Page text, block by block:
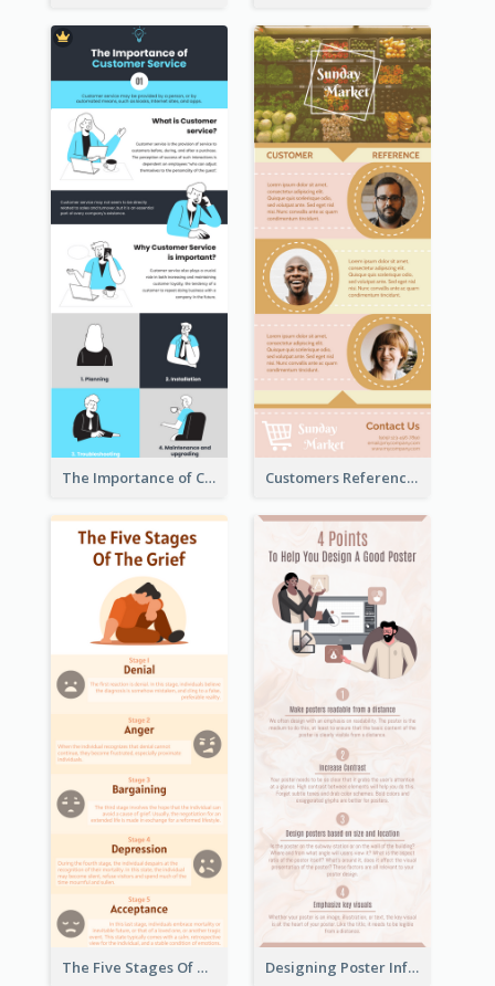
The Importance of Customer Service Infographic Customers Reference Infographic
The Five Stages Of The Grief Model Infographic Designing Poster Infographic